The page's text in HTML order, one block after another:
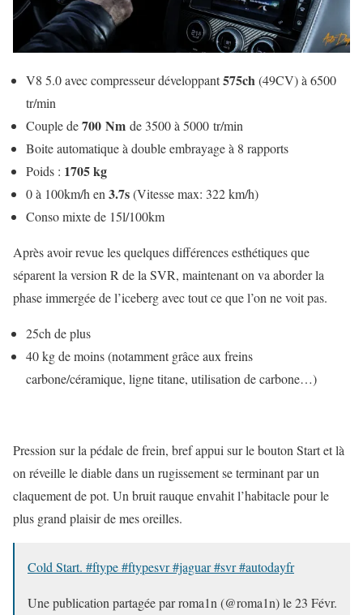
V8 5.0 avec compresseur développant575ch(49CV) à 6500
tr/min
Couple de700 Nm de 3500 à 5000 tr/min
Boite automatique à double embrayage à 8 rapports
Poids : 1705 kg
0 à 100km/h en 3.7s(Vitesse max: 322 km/h)
Conso mixte de 15l/100km
Après avoir revue les quelques différences esthétiques que
séparent la version R de la SVR, maintenant on va aborder la
phase immergée de l’iceberg avec tout ce que l’on ne voit pas.
25ch de plus
40 kg de moins (notamment grâce aux freins
carbone/céramique, ligne titane, utilisation de carbone…)
Pression sur la pédale de frein, bref appui sur le bouton Start et là
on réveille le diable dans un rugissement se terminant par un
claquement de pot. Un bruit rauque envahit l’habitacle pour le
plus grand plaisir de mes oreilles.
Cold Start. #ftype #ftypesvr #jaguar #svr #autodayfr
Une publication partagée par roma1n (@roma1n) le23 Févr.